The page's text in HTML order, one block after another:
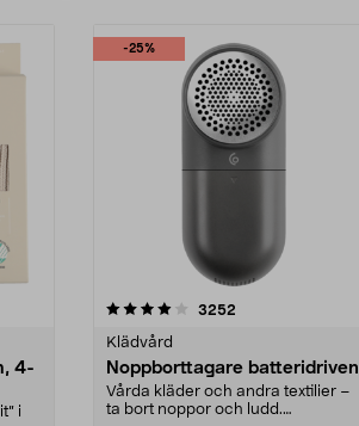
4-
i
-25%
3252
Klädvård
Noppborttagare batteridriven
Vårda kläder och andra textilier –
ta bort noppor och ludd.
4.5av 5 stjärnor